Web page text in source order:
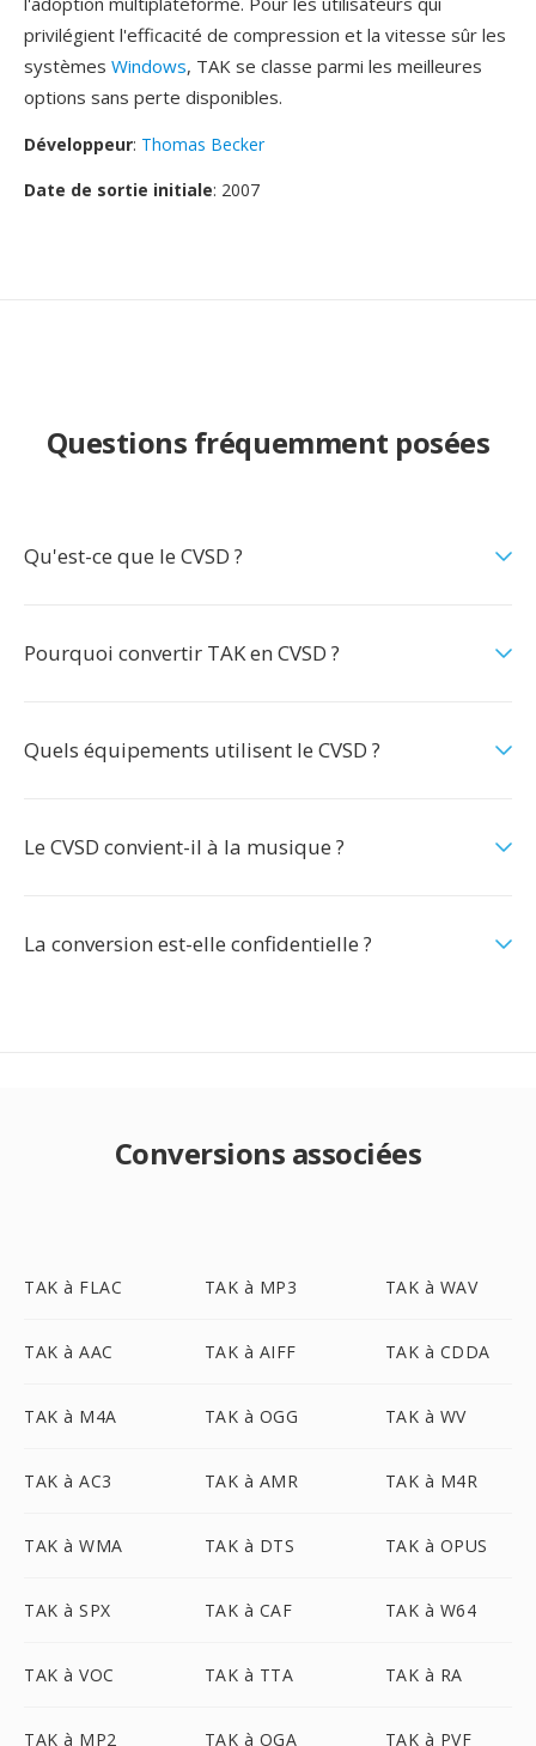
privilégient l'efficacité de compression et la vitesse sûr les
systèmes Windows, TAK se classe parmi les meilleures
options sans perte disponibles.
Développeur: Thomas Becker
Date de sortie initiale: 2007
Questions fréquemment posées
Qu'est-ce que le CVSD ?
Pourquoi convertir TAK en CVSD ?
Quels équipements utilisent le CVSD ?
Le CVSD convient-il à la musique ?
La conversion est-elle confidentielle ?
Conversions associées
TAK à FLAC TAK à MP3 TAK à WAV
TAK à AAC TAK à AIFF TAK à CDDA
TAK à M4A TAK à OGG TAK à WV
TAK à AC3 TAK à AMR TAK à M4R
TAK à WMA TAK à DTS TAK à OPUS
TAK à SPX TAK à CAF TAK à W64
TAK à VOC TAK à TTA TAK à RA
TAK à MP2 TAK à OGA TAK à PVF